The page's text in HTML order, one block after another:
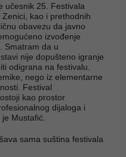
učesnik 25. Festivala
kao i prethodnih
obavezu da javno
izvođenje
Smatram da u
nije dopušteno igranje
odigrana na festivalu.
nego iz elementarne
Festival
kao prostor
dijaloga i
Mustafić.
sama suština festivala